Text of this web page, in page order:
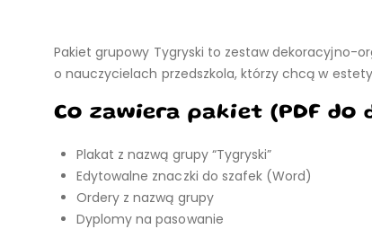
Pakiet grupowy Tygryski to zestaw dekoracyjno-
o nauczycielach przedszkola, którzy chcą w
Co zawiera pakiet (PDF do
Plakat z nazwą grupy “Tygryski”
Edytowalne znaczki do szafek (Word)
Ordery z nazwą grupy
Dyplomy na pasowanie